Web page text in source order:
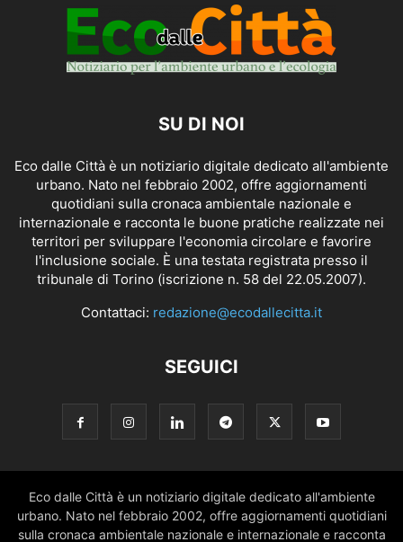
SU DI NOI
Eco dalle Città è un notiziario digitale dedicato all'ambiente
urbano. Nato nel febbraio 2002, offre aggiornamenti
quotidiani sulla cronaca ambientale nazionale e
internazionale e racconta le buone pratiche realizzate nei
territori per sviluppare l'economia circolare e favorire
l'inclusione sociale. È una testata registrata presso il
tribunale di Torino (iscrizione n. 58 del 22.05.2007).
Contattaci: redazione@ecodallecitta.it
SEGUICI
Eco dalle Città è un notiziario digitale dedicato all'ambiente
urbano. Nato nel febbraio 2002, offre aggiornamenti quotidiani
sulla cronaca ambientale nazionale e internazionale e racconta